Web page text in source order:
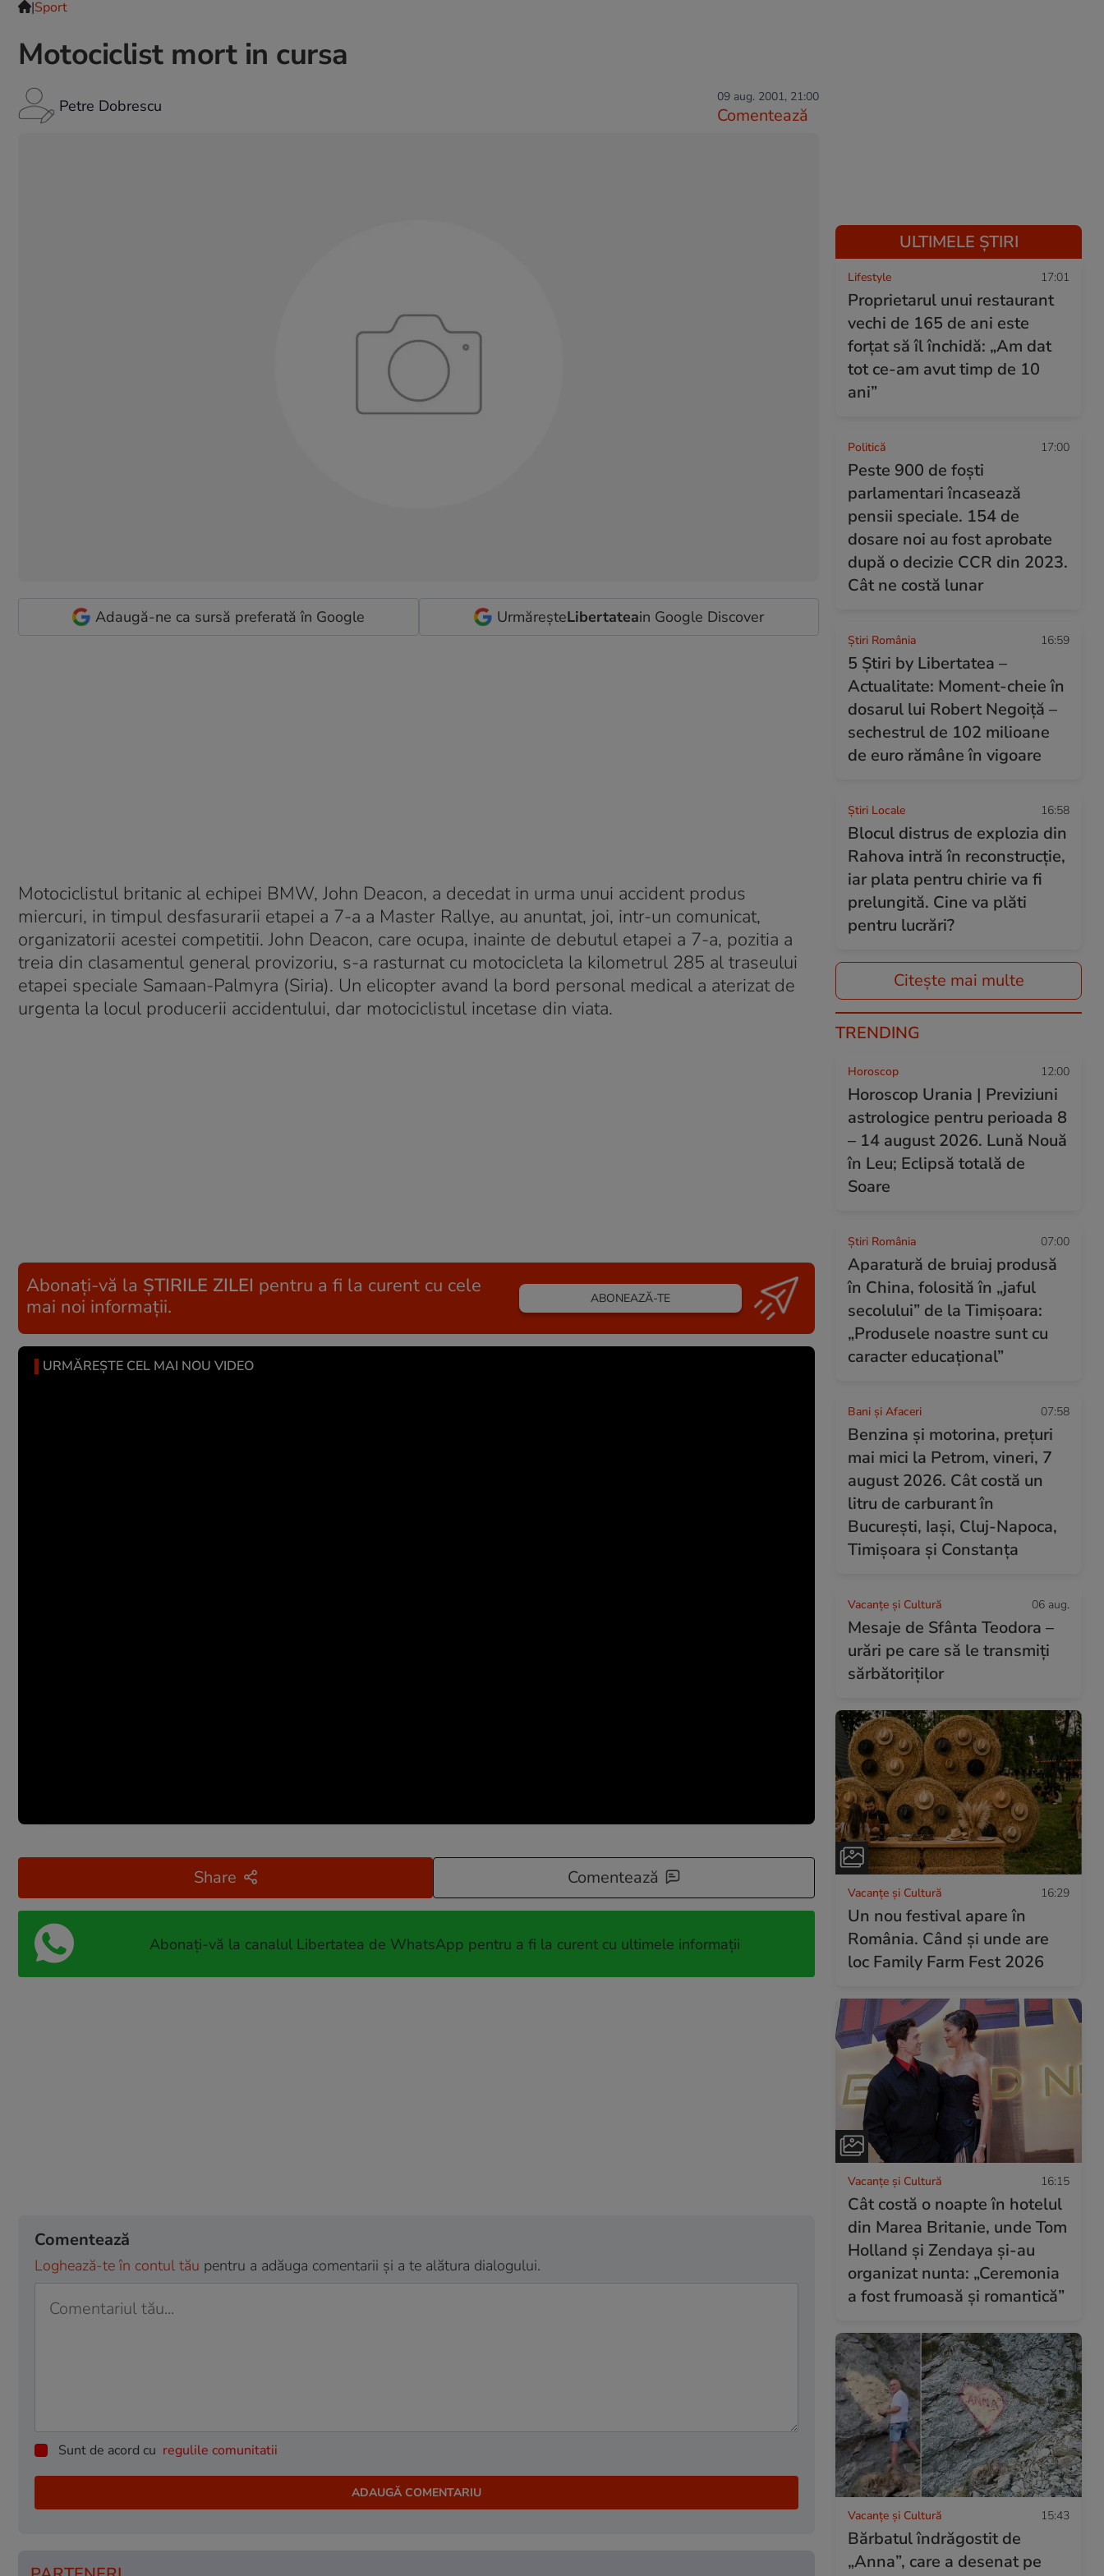
|Sport
Motociclist mort in cursa
Petre Dobrescu 09 aug. 2001, 21:00
Comentează
Adaugă-ne ca sursă preferată în Google UrmăreșteLibertateain Google Discover
Motociclistul britanic al echipei BMW, John Deacon, a decedat in urma unui accident produs
miercuri, in timpul desfasurarii etapei a 7-a a Master Rallye, au anuntat, joi, intr-un comunicat,
organizatorii acestei competitii. John Deacon, care ocupa, inainte de debutul etapei a 7-a, pozitia a
treia din clasamentul general provizoriu, s-a rasturnat cu motocicleta la kilometrul 285 al traseului
etapei speciale Samaan-Palmyra (Siria). Un elicopter avand la bord personal medical a aterizat de
urgenta la locul producerii accidentului, dar motociclistul incetase din viata.
Abonați-vă la ȘTIRILE ZILEI pentru a fi la curent cu cele
mai noi informații.
ABONEAZĂ-TE
URMĂREȘTE CEL MAI NOU VIDEO
Share Comentează
Abonați-vă la canalul Libertatea de WhatsApp pentru a fi la curent cu ultimele informații
Comentează
Loghează-te în contul tău pentru a adăuga comentarii și a te alătura dialogului.
Sunt de acord cu regulile comunitatii
ULTIMELE ȘTIRI
Lifestyle 17:01
Proprietarul unui restaurant
vechi de 165 de ani este
forțat să îl închidă: „Am dat
tot ce-am avut timp de 10
ani”
Politică 17:00
Peste 900 de foști
parlamentari încasează
pensii speciale. 154 de
dosare noi au fost aprobate
după o decizie CCR din 2023.
Cât ne costă lunar
Știri România 16:59
5 Știri by Libertatea –
Actualitate: Moment-cheie în
dosarul lui Robert Negoiță –
sechestrul de 102 milioane
de euro rămâne în vigoare
Știri Locale 16:58
Blocul distrus de explozia din
Rahova intră în reconstrucție,
iar plata pentru chirie va fi
prelungită. Cine va plăti
pentru lucrări?
Citește mai multe
TRENDING
Horoscop 12:00
Horoscop Urania | Previziuni
astrologice pentru perioada 8
– 14 august 2026. Lună Nouă
în Leu; Eclipsă totală de
Soare
Știri România 07:00
Aparatură de bruiaj produsă
în China, folosită în „jaful
secolului” de la Timișoara:
„Produsele noastre sunt cu
caracter educațional”
Bani și Afaceri 07:58
Benzina și motorina, prețuri
mai mici la Petrom, vineri, 7
august 2026. Cât costă un
litru de carburant în
București, Iași, Cluj-Napoca,
Timișoara și Constanța
Vacanțe și Cultură 06 aug.
Mesaje de Sfânta Teodora –
urări pe care să le transmiți
sărbătoriților
Vacanțe și Cultură 16:29
Un nou festival apare în
România. Când și unde are
loc Family Farm Fest 2026
Vacanțe și Cultură 16:15
Cât costă o noapte în hotelul
din Marea Britanie, unde Tom
Holland și Zendaya și-au
organizat nunta: „Ceremonia
a fost frumoasă și romantică”
Vacanțe și Cultură 15:43
Bărbatul îndrăgostit de
„Anna”, care a desenat pe